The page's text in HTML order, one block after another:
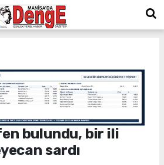
bulundu, bir ili
sardı